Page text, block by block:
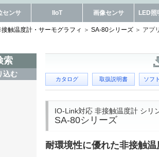
センサ IIoT 画像センサ LED照
接触温度計・サーモグラフィ SA-80シリーズ アプ
索
込む
カタログ 取扱説明書 ソフ
IO-Link対応 非接触温度計 シリ
SA-80シリーズ
耐環境性に優れた非接触温